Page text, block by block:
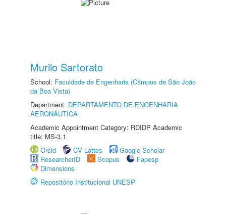
Murilo Sartorato
School: Faculdade de Engenharia (Câmpus de São João
da Boa Vista)
Department: DEPARTAMENTO DE ENGENHARIA
AERONÁUTICA
Academic Appointment Category: RDIDP Academic
title: MS-3.1
Orcid
CV Lattes
Google Scholar
ResearcherID
Scopus
Fapesp
Dimensions
Repositório Institucional UNESP